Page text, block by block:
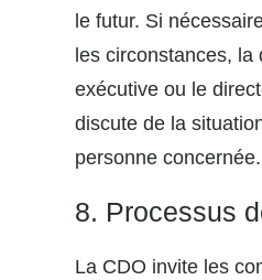
le futur. Si
les circonstances, la
exécutive ou le
discute de la
personne concernée.
8. Processus
La CDO invite les